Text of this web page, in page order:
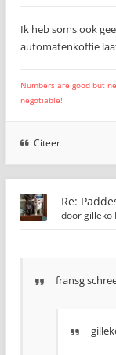
Ik heb soms ook
automatenkoffie
Numbers are good but
negotiable!
Citeer
Re:
doorgilleko
fransg